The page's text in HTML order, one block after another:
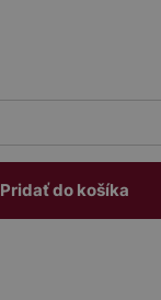
Pridať do košíka